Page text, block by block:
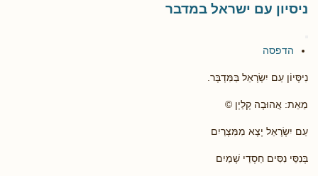
ניסיון עם ישראל במדבר
הדפסה
נִיסָּיוֹן עַם יִשְׂרָאֵל בַּמִּדְבָּר.
מֵאֵת: אֲהוּבָה קְלַיְן ©
עַם יִשְׂרָאֵל יָצָא מִמִּצְרַיִם
בְּנִסֵּי נִסִּים חַסְדֵי שָׁמַיִם